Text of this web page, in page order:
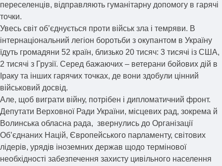
переселенців, відправляють гуманітарну допомогу в гарячі
точки.
Увесь світ об’єднується проти військ зла і темряви. В
інтернаціональний легіон боротьби з окупантом в Україну
їдуть громадяни 52 країн, близько 20 тисяч: 3 тисячі із США,
2 тисячі з Грузії. Серед бажаючих – ветерани бойових дій в
Іраку та інших гарячих точках, де вони здобули цінний
військовий досвід.
Але, щоб виграти війну, потрібен і дипломатичний фронт.
Депутати Верховної Ради України, місцевих рад, зокрема й
Волинська обласна рада, звернулись до Організації
Об’єднаних Націй, Європейського парламенту, світових
лідерів, урядів іноземних держав щодо термінової
необхідності забезпечення захисту цивільного населення